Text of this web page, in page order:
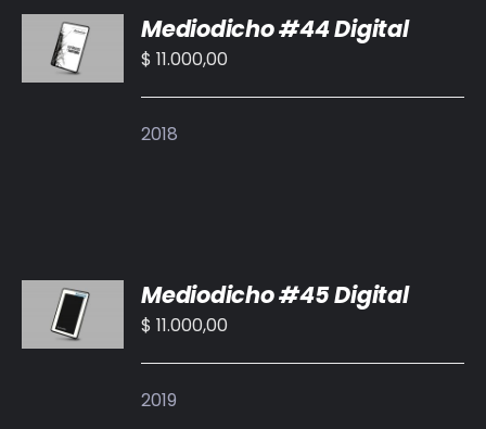
AL
CARRITO
/
Mediodicho #44 Digital
$ 11.000,00
2018
AL
CARRITO
/
Mediodicho #45 Digital
$ 11.000,00
2019